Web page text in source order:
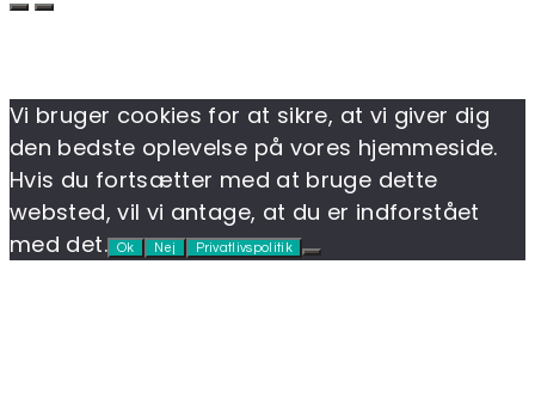
Vi bruger cookies for at sikre, at vi giver dig
den bedste oplevelse på vores hjemmeside.
Hvis du fortsætter med at bruge dette
websted, vil vi antage, at du er indforstået
med det.
Ok Nej Privatlivspolitik